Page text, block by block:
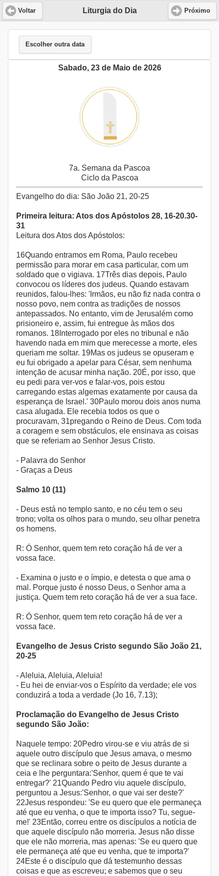
Liturgia do Dia
Voltar Próximo
Escolher outra data
Sabado, 23 de Maio de 2026
7a. Semana da Pascoa
Ciclo da Pascoa
Evangelho do dia: São João 21, 20-25
Primeira leitura: Atos dos Apóstolos 28, 16-20.30-
31
Leitura dos Atos dos Apóstolos:
16Quando entramos em Roma, Paulo recebeu
permissão para morar em casa particular, com um
soldado que o vigiava. 17Três dias depois, Paulo
convocou os líderes dos judeus. Quando estavam
reunidos, falou-lhes: 'Irmãos, eu não fiz nada contra o
nosso povo, nem contra as tradições de nossos
antepassados. No entanto, vim de Jerusalém como
prisioneiro e, assim, fui entregue às mãos dos
romanos. 18Interrogado por eles no tribunal e não
havendo nada em mim que merecesse a morte, eles
queriam me soltar. 19Mas os judeus se opuseram e
eu fui obrigado a apelar para César, sem nenhuma
intenção de acusar minha nação. 20É, por isso, que
eu pedi para ver-vos e falar-vos, pois estou
carregando estas algemas exatamente por causa da
esperança de Israel.' 30Paulo morou dois anos numa
casa alugada. Ele recebia todos os que o
procuravam, 31pregando o Reino de Deus. Com toda
a coragem e sem obstáculos, ele ensinava as coisas
que se referiam ao Senhor Jesus Cristo.
- Palavra do Senhor
- Graças a Deus
Salmo 10 (11)
- Deus está no templo santo, e no céu tem o seu
trono; volta os olhos para o mundo, seu olhar penetra
os homens.
R: Ó Senhor, quem tem reto coração há de ver a
vossa face.
- Examina o justo e o ímpio, e detesta o que ama o
mal. Porque justo é nosso Deus, o Senhor ama a
justiça. Quem tem reto coração há de ver a sua face.
R: Ó Senhor, quem tem reto coração há de ver a
vossa face.
Evangelho de Jesus Cristo segundo São João 21,
20-25
- Aleluia, Aleluia, Aleluia!
- Eu hei de enviar-vos o Espírito da verdade; ele vos
conduzirá a toda a verdade (Jo 16, 7.13);
Proclamação do Evangelho de Jesus Cristo
segundo São João:
Naquele tempo: 20Pedro virou-se e viu atrás de si
aquele outro discípulo que Jesus amava, o mesmo
que se reclinara sobre o peito de Jesus durante a
ceia e lhe perguntara:'Senhor, quem é que te vai
entregar?' 21Quando Pedro viu aquele discípulo,
perguntou a Jesus:'Senhor, o que vai ser deste?'
22Jesus respondeu: 'Se eu quero que ele permaneça
até que eu venha, o que te importa isso? Tu, segue-
me!' 23Então, correu entre os discípulos a notícia de
que aquele discípulo não morreria. Jesus não disse
que ele não morreria, mas apenas: 'Se eu quero que
ele permaneça até que eu venha, que te importa?'
24Este é o discípulo que dá testemunho dessas
coisas e que as escreveu; e sabemos que o seu